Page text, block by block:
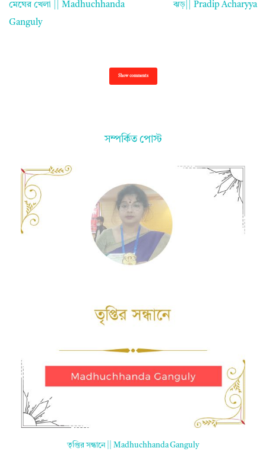
মেঘের খেলা || Madhuchhanda
Ganguly
ঝড়|| Pradip Acharyya
Show comments
সম্পর্কিত পোস্ট
তৃপ্তির সন্ধানে || Madhuchhanda Ganguly